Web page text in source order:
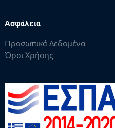
Ασφάλεια
Προσωπικά Δεδομένα
Όροι Χρήσης